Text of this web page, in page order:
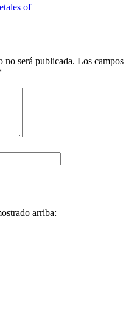
tales of
no será publicada. Los campos
arriba: